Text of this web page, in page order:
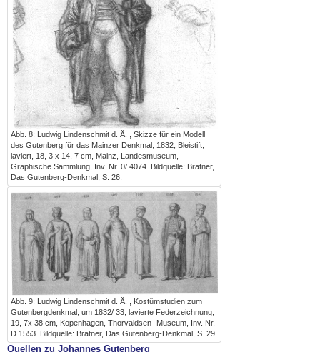
Abb. 8: Ludwig Lindenschmit d. Ä. , Skizze für ein Modell
des Gutenberg für das Mainzer Denkmal, 1832, Bleistift,
laviert, 18, 3 x 14, 7 cm, Mainz, Landesmuseum,
Graphische Sammlung, Inv. Nr. 0/ 4074. Bildquelle: Bratner,
Das Gutenberg-Denkmal, S. 26.
Abb. 9: Ludwig Lindenschmit d. Ä. , Kostümstudien zum
Gutenbergdenkmal, um 1832/ 33, lavierte Federzeichnung,
19, 7x 38 cm, Kopenhagen, Thorvaldsen- Museum, Inv. Nr.
D 1553. Bildquelle: Bratner, Das Gutenberg-Denkmal, S. 29.
Quellen zu Johannes Gutenberg